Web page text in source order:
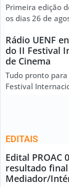
Primeira edição
os dias 26 de
Rádio UENF
do II Festival
de Cinema
Tudo pronto
Festival
EDITAIS
Edital PROAC
resultado
Mediador/